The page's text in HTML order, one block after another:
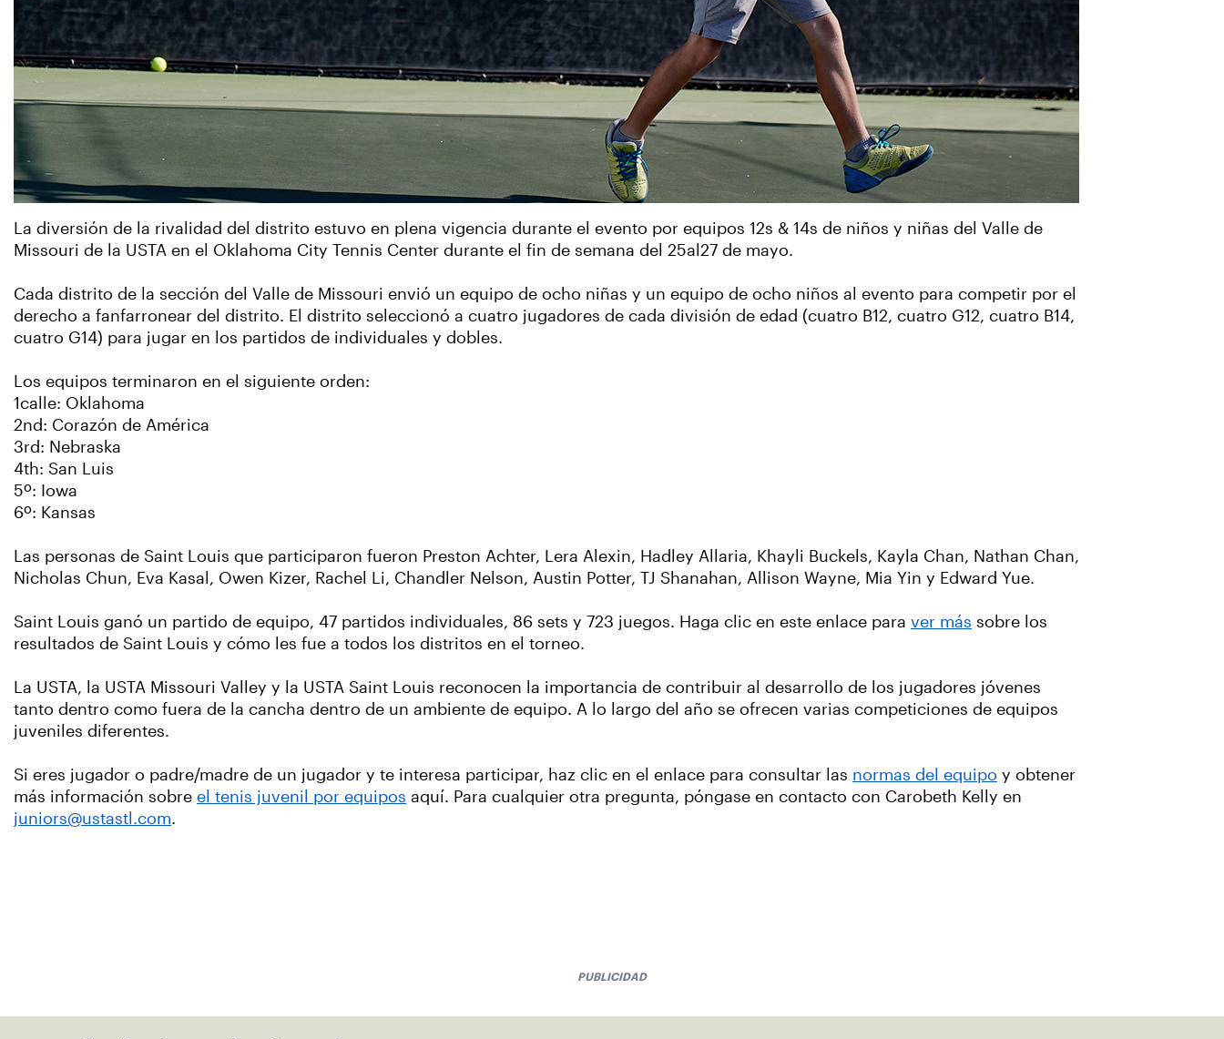
La diversión de la rivalidad del distrito estuvo en plena vigencia durante el evento por equipos 12s & 14s de niños y niñas del Valle de
Missouri de la USTA en el Oklahoma City Tennis Center durante el fin de semana del 25al27 de mayo.
Cada distrito de la sección del Valle de Missouri envió un equipo de ocho niñas y un equipo de ocho niños al evento para competir por el
derecho a fanfarronear del distrito. El distrito seleccionó a cuatro jugadores de cada división de edad (cuatro B12, cuatro G12, cuatro B14,
cuatro G14) para jugar en los partidos de individuales y dobles.
Los equipos terminaron en el siguiente orden:
1calle: Oklahoma
2nd: Corazón de América
3rd: Nebraska
4th: San Luis
5º: Iowa
6º: Kansas
Las personas de Saint Louis que participaron fueron Preston Achter, Lera Alexin, Hadley Allaria, Khayli Buckels, Kayla Chan, Nathan Chan,
Nicholas Chun, Eva Kasal, Owen Kizer, Rachel Li, Chandler Nelson, Austin Potter, TJ Shanahan, Allison Wayne, Mia Yin y Edward Yue.
Saint Louis ganó un partido de equipo, 47 partidos individuales, 86 sets y 723 juegos. Haga clic en este enlace para ver más sobre los
resultados de Saint Louis y cómo les fue a todos los distritos en el torneo.
La USTA, la USTA Missouri Valley y la USTA Saint Louis reconocen la importancia de contribuir al desarrollo de los jugadores jóvenes
tanto dentro como fuera de la cancha dentro de un ambiente de equipo. A lo largo del año se ofrecen varias competiciones de equipos
juveniles diferentes.
Si eres jugador o padre/madre de un jugador y te interesa participar, haz clic en el enlace para consultar las normas del equipo y obtener
más información sobre el tenis juvenil por equipos aquí. Para cualquier otra pregunta, póngase en contacto con Carobeth Kelly en
juniors@ustastl.com.
PUBLICIDAD